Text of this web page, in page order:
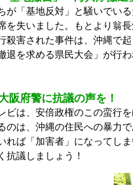
「基地反対」と騒いでい
を失いました。もとより翁
殺害された事件は、沖縄で
退を求める県民大会」が行
阪府警に抗議の声を！
は、安倍政権のこの蛮行
のは、沖縄の住民への暴力
れば「加害者」になってしま
議しましょう！